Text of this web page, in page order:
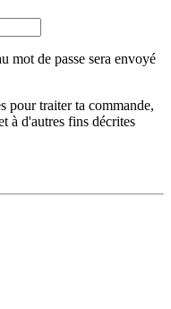
mot de passe sera envoyé
pour traiter ta commande,
à d'autres fins décrites